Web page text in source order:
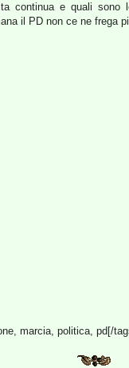
continua e quali sono
il PD non ce ne frega
marcia, politica, pd[/